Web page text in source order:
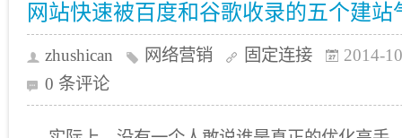
网站快速被百度和谷歌收录的五个建站
zhushican 网络营销 固定连接
2014-
0 条评论